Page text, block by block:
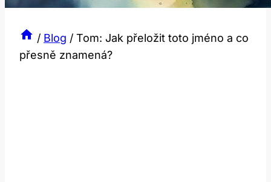
/ Blog / Tom: Jak přeložit toto jméno a co
přesně znamená?